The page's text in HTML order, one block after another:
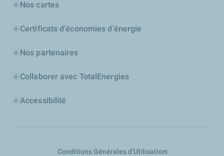
Nos cartes
Certificats d'économies d'énergie
Nos partenaires
Collaborer avec TotalEnergies
Accessibilité
Conditions Générales d’Utilisation